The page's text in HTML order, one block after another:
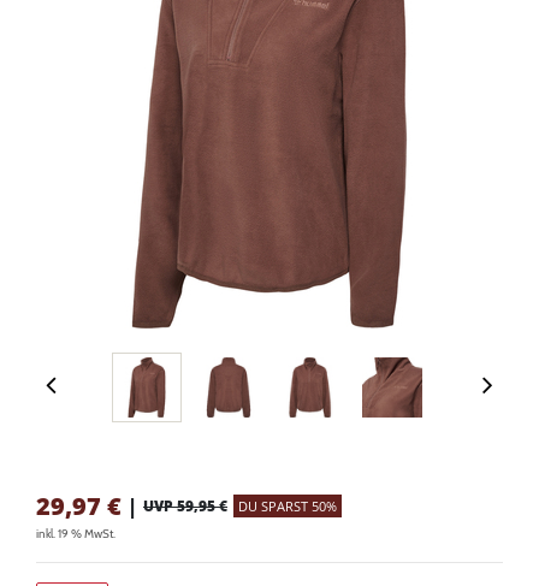
29,97 € | UVP 59,95 € DU SPARST 50%
inkl. 19 % MwSt.